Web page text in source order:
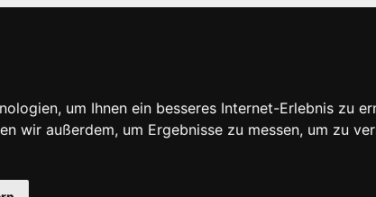
um Ihnen ein besseres Internet-Erlebnis zu
wir außerdem, um Ergebnisse zu messen, um zu